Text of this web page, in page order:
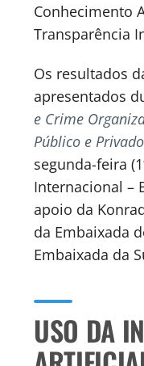
Conhecimento
Transparência
Os resultados
apresentados
e Crime
Público e
segunda-feira
Internacional –
apoio da
da Embaixada
Embaixada da
USO DA